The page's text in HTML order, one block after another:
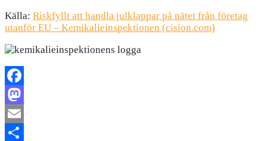
Källa: Riskfyllt att handla julklappar på nätet från företag
utanför EU – Kemikalieinspektionen (cision.com)
Facebook
Mastodon
Email